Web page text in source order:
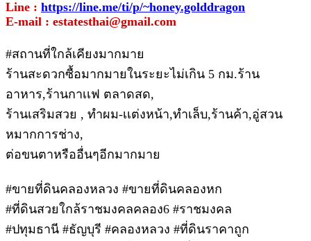
Line : https://line.me/ti/p/~honey.golddragon
E-mail : estatesthai@gmail.com
#สถานที่ใกล้เคียงมากมาย
ร้านสะดวกซื้อมากมายในระยะไม่เกิน 5 กม.ร้าน
อาหาร,ร้านกาเเฟ ตลาดสด,
ร้านเสริมสวย , ทำผม-เเต่งหน้า,ทำเล็บ,ร้านค้า,อู่สวน
หมากการช่าง,
ต่อขนตาหรืออื่นๆอีกมากมาย
#ขายที่ดินคลองหลวง #ขายที่ดินคลองหก
#ที่ดินสวยใกล้ราชมงคลคลอง6 #ราชมงคล
#ปทุมธานี #ธัญบุรี #คลองหลวง #ที่ดินราคาถูก